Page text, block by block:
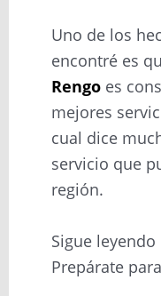
Uno de los
encontré es
Rengoes
mejores
cual dice
servicio que
región.
Sigue
Prepárate